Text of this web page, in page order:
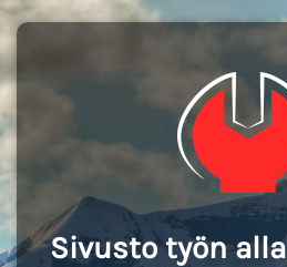
Sivusto työn alla